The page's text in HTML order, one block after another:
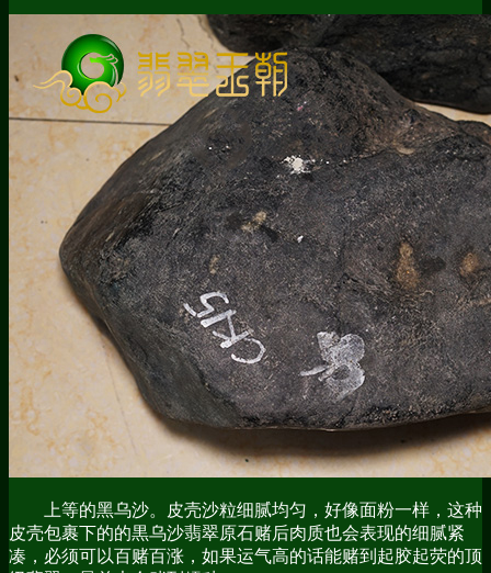
上等的黑乌沙。皮壳沙粒细腻均匀，好像面粉一样，这种
皮壳包裹下的的黒乌沙翡翠原石赌后肉质也会表现的细腻紧
凑，必须可以百赌百涨，如果运气高的话能赌到起胶起荧的顶